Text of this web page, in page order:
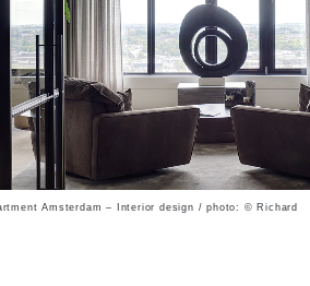
Amsterdam – Interior design / photo: © Richard